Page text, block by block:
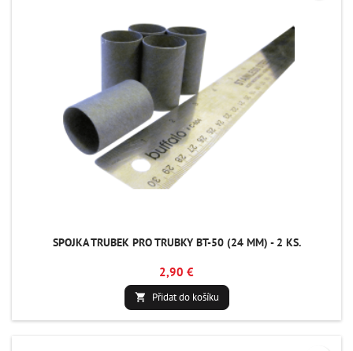
SPOJKA TRUBEK PRO TRUBKY BT-50 (24 MM) - 2 KS.
2,90 €
 Přidat do košíku